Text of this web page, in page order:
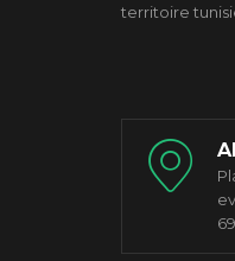
territoire